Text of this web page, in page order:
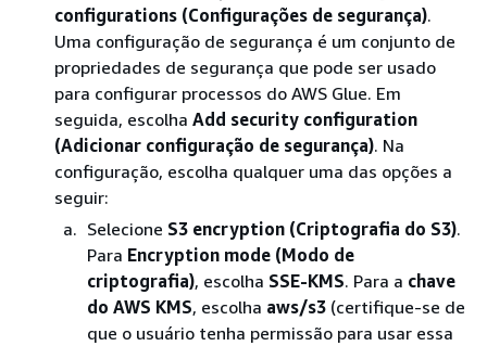
configurations (Configurações de segurança).
Uma configuração de segurança é um conjunto de
propriedades de segurança que pode ser usado
para configurar processos do AWS Glue. Em
seguida, escolha Add security configuration
(Adicionar configuração de segurança). Na
configuração, escolha qualquer uma das opções a
seguir:
Selecione S3 encryption (Criptografia do S3).
Para Encryption mode (Modo de
criptografia), escolha SSE-KMS. Para a chave
do AWS KMS, escolha aws/s3 (certifique-se de
que o usuário tenha permissão para usar essa